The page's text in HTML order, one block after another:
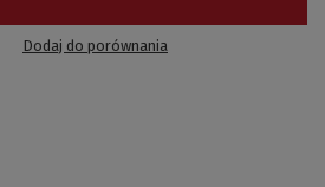
Dodaj do porównania